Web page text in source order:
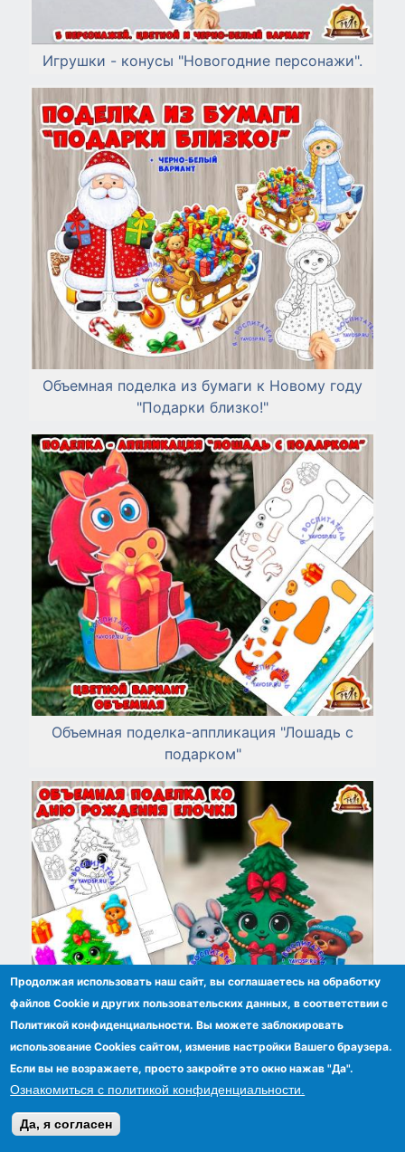
Игрушки - конусы "Новогодние персонажи".
Объемная поделка из бумаги к Новому году
"Подарки близко!"
Объемная поделка-аппликация "Лошадь с
подарком"
Объемная поделка ко Дню Рождения Елочки
Продолжая использовать наш сайт, вы соглашаетесь на обработку
файлов Сookie и других пользовательских данных, в соответствии с
Политикой конфиденциальности. Вы можете заблокировать
использование Cookies сайтом, изменив настройки Вашего браузера.
Если вы не возражаете, просто закройте это окно нажав "Да".
Ознакомиться с политикой конфиденциальности.
Да, я согласен